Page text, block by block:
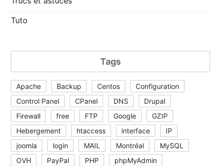
Tuto
Tags
Apache Backup Centos
Configuration
Control Panel
CPanel DNS
Drupal
Firewall
free FTP Google
GZIP
Hebergement
htaccess interface
IP
joomla
login MAIL Montréal
MySQL
OVH
PayPal PHP
phpMyAdmin